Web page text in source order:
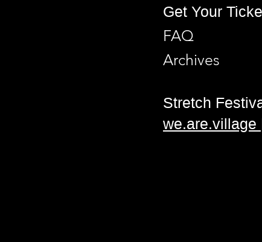
Get Your
FAQ
Archives
Stretch
we.are.village